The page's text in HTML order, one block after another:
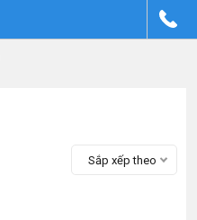
Sắp xếp theo